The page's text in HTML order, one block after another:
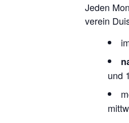
Jeden
ver­ein
und